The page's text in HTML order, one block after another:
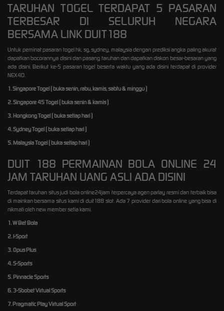
TARUHAN TOGEL TERDAPAT 5 PASARAN
TERBESAR DI SELURUH NEGARA
BERSAMA LINK DUIT188
Untuk peminat pasaran togel hk, sg, sydney, malaysia dengan prediksi angka paling akurat
dapatkan bocorannya disini dan pasang taruhan dan dapatkan diskon besar-besaran yang
ada disini. Berikut ke-5 pasaran togel beserta waktu yang ada disini terdapat di provider
NEX4D.
1. Singapore Togel ( buka senin, rabu, kamis, sabtu & minggu )
2. Singapore 45 Togel ( buka senin & kamis )
3. Hongkong Togel ( buka setiap hari )
4. Sydney Togel ( buka setiap hari )
5. Malaysia Togel ( buka setiap hari )
DUIT 188 PERMAINAN BOLA ONLINE 24
JAM TARUHAN UANG ASLI ADA DISINI
Terdapat taruhan situs judi bola online24jam terpercaya agen parlay resmi dan terbaik bisa
di mainkan bersama situs kami di duit188 slot. Ada 7 provider dari bola online yang bisa di
nikmati oleh new member setia kami.
1. W Bet Bola
2. I-Sport
3. Opus Plus
4. S-Sports
5. Pinnacle Sports
6. 3-Sbobet Virtual Sports
7. Pragmatic Play Virtual Sport